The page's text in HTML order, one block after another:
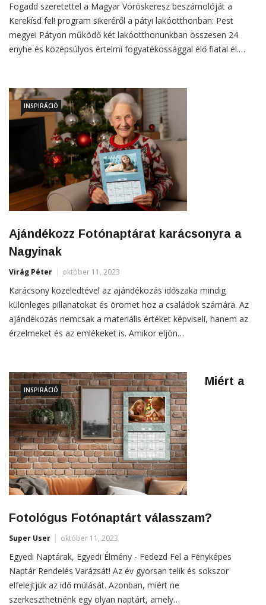
Fogadd szeretettel a Magyar Vöröskeresz beszámolóját a
Kerekísd fel! program sikeréről a pátyi lakóotthonban: Pest
megyei Pátyon működő két lakóotthonunkban összesen 24
enyhe és középsúlyos értelmi fogyatékossággal élő fiatal él.…
INSPIRÁCIÓ
Ajándékozz Fotónaptárat karácsonyra a
Nagyinak
Virág Péter október 11, 2023
Karácsony közeledtével az ajándékozás időszaka mindig
különleges pillanatokat és örömet hoz a családok számára. Az
ajándékozás nemcsak a materiális értéket képviseli, hanem az
érzelmeket és az emlékeket is. Amikor eljön…
INSPIRÁCIÓ
Miért a
Fotológus Fotónaptárt válasszam?
Super User október 11, 2023
Egyedi Naptárak, Egyedi Élmény - Fedezd Fel a Fényképes
Naptár Rendelés Varázsát! Az év gyorsan telik és sokszor
elfelejtjük az idő múlását. Azonban, miért ne
szerkeszthetnénk egy olyan naptárt, amely…